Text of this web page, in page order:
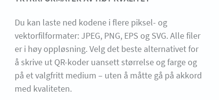
Du kan laste ned kodene i flere piksel- og
vektorfilformater: JPEG, PNG, EPS og SVG. Alle filer
er i høy oppløsning. Velg det beste alternativet for
å skrive ut QR-koder uansett størrelse og farge og
på et valgfritt medium – uten å måtte gå på akkord
med kvaliteten.